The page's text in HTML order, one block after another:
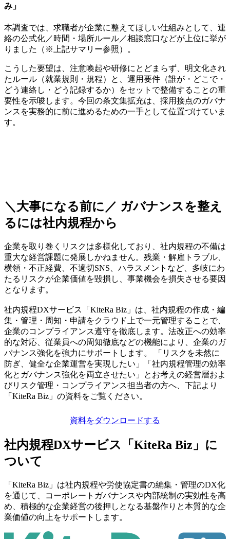
み」
本調査では、求職者が企業に整えてほしい仕組みとして、連
絡の公式化／時間・場所ルール／相談窓口などが上位に挙が
りました（※上記サマリー参照）。
こうした要望は、注意喚起や研修にとどまらず、明文化され
たルール（就業規則・規程）と、運用要件（誰が・どこで・
どう連絡し・どう記録するか）をセットで整備することの重
要性を示唆します。今回の条文集拡充は、採用接点のガバナ
ンスを実務的に前に進めるための一手として位置づけていま
す。
＼大事になる前に／ ガバナンスを整え
るには社内規程から
企業を取り巻くリスクは多様化しており、社内規程の不備は
重大な経営課題に発展しかねません。残業・解雇トラブル、
横領・不正経費、不適切SNS、ハラスメントなど、多岐にわ
たるリスクが企業価値を毀損し、事業機会を損失させる要因
となります。
社内規程DXサービス「KiteRa Biz」は、社内規程の作成・編
集・管理・周知・申請をクラウド上で一元管理することで、
企業のコンプライアンス遵守を徹底します。法改正への効率
的な対応、従業員への周知徹底などの機能により、企業のガ
バナンス強化を強力にサポートします。 「リスクを未然に
防ぎ、健全な企業運営を実現したい」「社内規程管理の効率
化とガバナンス強化を両立させたい」とお考えの経営層およ
びリスク管理・コンプライアンス担当者の方へ、下記より
「KiteRa Biz」の資料をご覧ください。
資料をダウンロードする
社内規程DXサービス
「KiteRa Biz」に
ついて
「KiteRa Biz」は社内規程や労使協定書の編集・管理のDX化
を通じて、コーポレートガバナンスや内部統制の実効性を高
め、積極的な企業経営の後押しとなる基盤作りと本質的な企
業価値の向上をサポートします。